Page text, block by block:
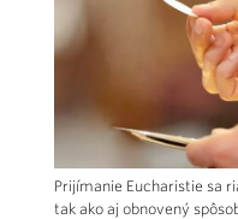
Prijímanie Eucharistie sa
tak ako aj obnovený